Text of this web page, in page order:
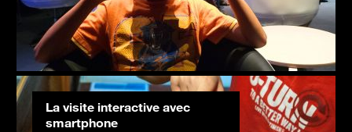
La visite interactive avec
smartphone